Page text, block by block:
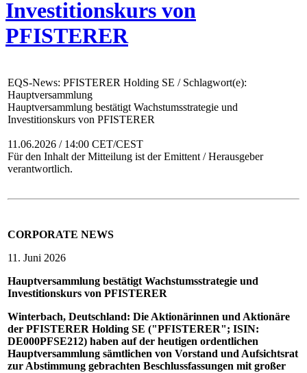
Investitionskurs von
PFISTERER
EQS-News: PFISTERER Holding SE / Schlagwort(e):
Hauptversammlung
Hauptversammlung bestätigt Wachstumsstrategie und
Investitionskurs von PFISTERER
11.06.2026 / 14:00 CET/CEST
Für den Inhalt der Mitteilung ist der Emittent / Herausgeber
verantwortlich.
CORPORATE NEWS
11. Juni 2026
Hauptversammlung bestätigt Wachstumsstrategie und
Investitionskurs von PFISTERER
Winterbach, Deutschland: Die Aktionärinnen und Aktionäre
der PFISTERER Holding SE ("PFISTERER"; ISIN:
DE000PFSE212) haben auf der heutigen ordentlichen
Hauptversammlung sämtlichen von Vorstand und Aufsichtsrat
zur Abstimmung gebrachten Beschlussfassungen mit großer